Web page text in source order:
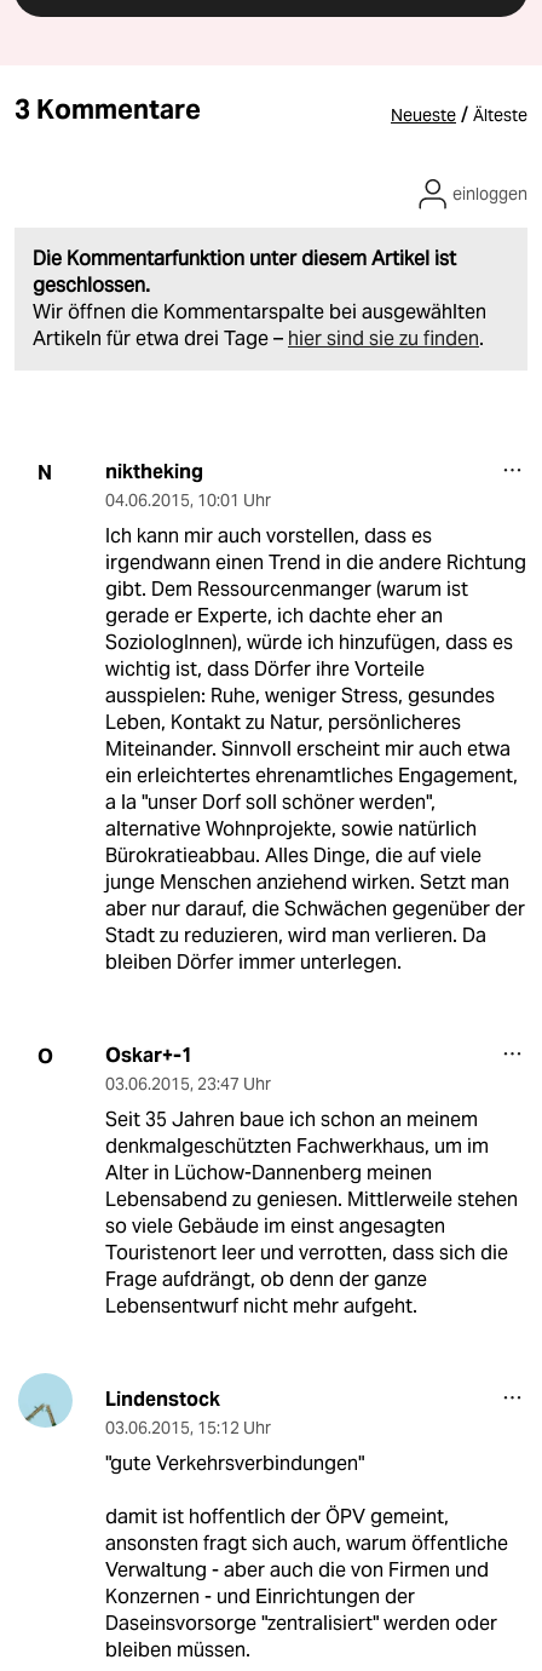
3 Kommentare Neueste / Älteste
Die Kommentarfunktion unter diesem Artikel ist
geschlossen.
Wir öffnen die Kommentarspalte bei ausgewählten
Artikeln für etwa drei Tage – hier sind sie zu finden.
einloggen
N niktheking
04.06.2015, 10:01 Uhr
Ich kann mir auch vorstellen, dass es
irgendwann einen Trend in die andere Richtung
gibt. Dem Ressourcenmanger (warum ist
gerade er Experte, ich dachte eher an
SoziologInnen), würde ich hinzufügen, dass es
wichtig ist, dass Dörfer ihre Vorteile
ausspielen: Ruhe, weniger Stress, gesundes
Leben, Kontakt zu Natur, persönlicheres
Miteinander. Sinnvoll erscheint mir auch etwa
ein erleichtertes ehrenamtliches Engagement,
a la "unser Dorf soll schöner werden",
alternative Wohnprojekte, sowie natürlich
Bürokratieabbau. Alles Dinge, die auf viele
junge Menschen anziehend wirken. Setzt man
aber nur darauf, die Schwächen gegenüber der
Stadt zu reduzieren, wird man verlieren. Da
bleiben Dörfer immer unterlegen.
O Oskar+-1
03.06.2015, 23:47 Uhr
Seit 35 Jahren baue ich schon an meinem
denkmalgeschützten Fachwerkhaus, um im
Alter in Lüchow-Dannenberg meinen
Lebensabend zu geniesen. Mittlerweile stehen
so viele Gebäude im einst angesagten
Touristenort leer und verrotten, dass sich die
Frage aufdrängt, ob denn der ganze
Lebensentwurf nicht mehr aufgeht.
Lindenstock
03.06.2015, 15:12 Uhr
"gute Verkehrsverbindungen"
damit ist hoffentlich der ÖPV gemeint,
ansonsten fragt sich auch, warum öffentliche
Verwaltung - aber auch die von Firmen und
Konzernen - und Einrichtungen der
Daseinsvorsorge "zentralisiert" werden oder
bleiben müssen.